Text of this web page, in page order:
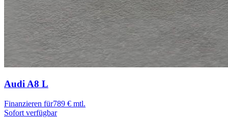
Audi A8 L
Finanzieren für789 € mtl.
Sofort verfügbar